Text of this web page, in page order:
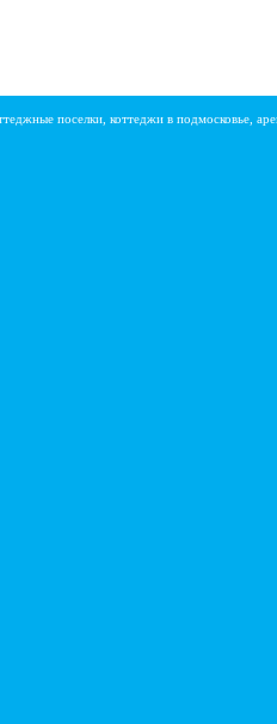
поселки, коттеджи в подмосковье,